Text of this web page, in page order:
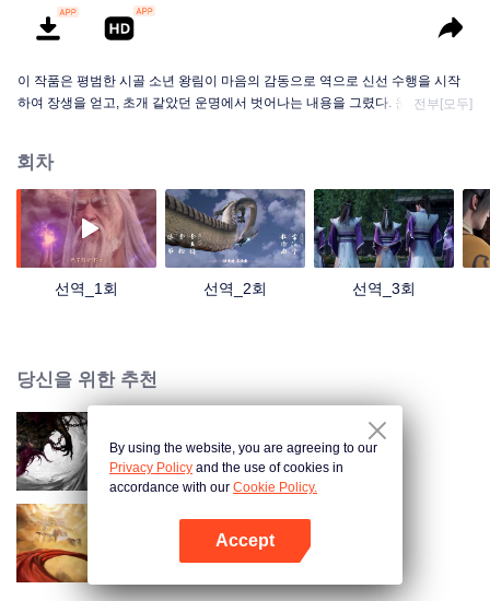
이 작품은 평범한 시골 소년 왕림이 마음의 감동으로 역으로 신선 수행을 시작
하여 장생을 얻고, 초개 같았던 운명에서 벗어나는 내용을 그렸다. 운명은 사람
에 이름을 날린다.
전부[모두]
회차
선역_1회 선역_2회 선역_3회
당신을 위한 추천
선역 극장판 신림지전
탄천기
By using the website, you are agreeing to our
Privacy Policy and the use of cookies in
accordance with our Cookie Policy.
Accept